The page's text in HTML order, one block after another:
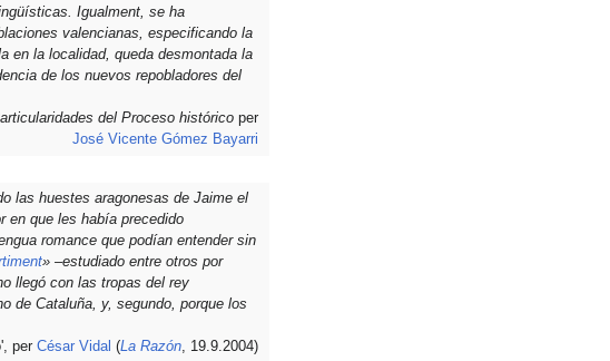
Igualment, se ha
valencianas, especificando la
en la localidad, queda desmontada la
de los nuevos repobladores del
del Proceso histórico per
José Vicente Gómez Bayarri
las huestes aragonesas de Jaime el
en que les había precedido
romance que podían entender sin
» –estudiado entre otros por
llegó con las tropas del rey
de Cataluña, y, segundo, porque los
per César Vidal (La Razón, 19.9.2004)